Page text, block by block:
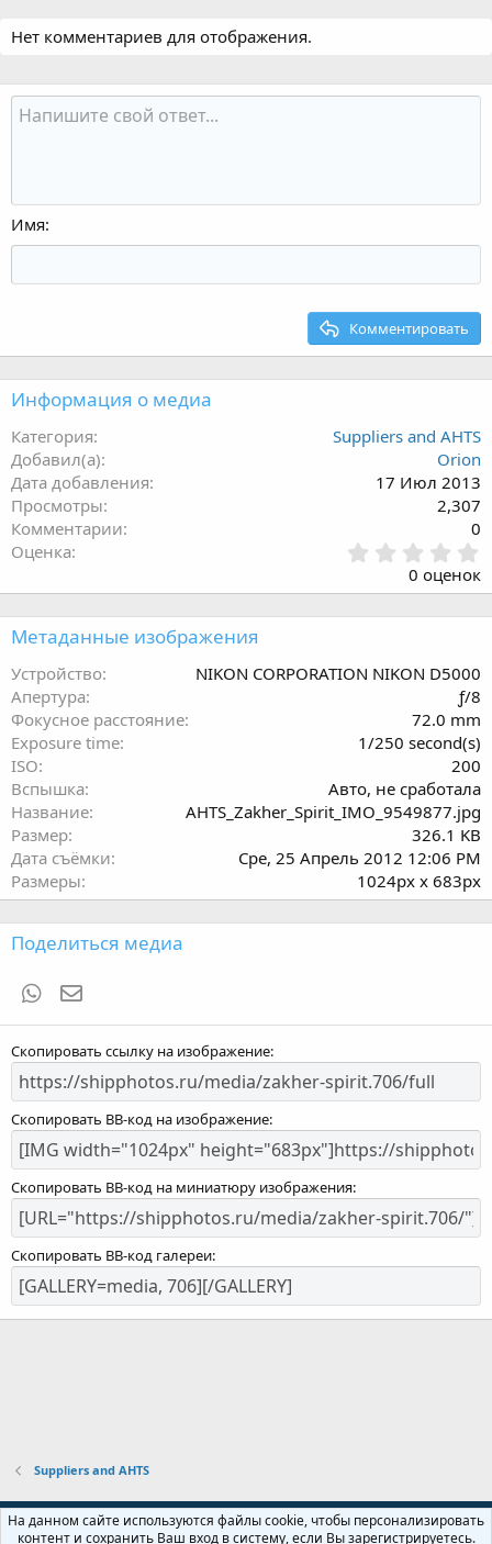
Нет комментариев для отображения.
Имя
Комментировать
Информация о медиа
Категория
Suppliers and AHTS
Добавил(а)
Orion
Дата добавления
17 Июл 2013
Просмотры
2,307
Комментарии
0
Оценка
.
0
0 оценок
Метаданные изображения
Устройство
NIKON CORPORATION NIKON D5000
Апертура
ƒ/8
Фокусное расстояние
72.0 mm
Exposure time
1/250 second(s)
ISO
200
Вспышка
Авто, не сработала
Название
AHTS_Zakher_Spirit_IMO_9549877.jpg
Размер
326.1 KB
Дата съёмки
Сре, 25 Апрель 2012 12:06 PM
Размеры
1024px x 683px
Поделиться медиа
WhatsApp
Скопировать ссылку на изображение
Скопировать BB-код на изображение
Скопировать BB-код на миниатюру изображения
Скопировать BB-код галереи
Suppliers and AHTS
Russian (RU)
На данном сайте используются файлы cookie, чтобы персонализировать
контент и сохранить Ваш вход в систему, если Вы зарегистрируетесь.